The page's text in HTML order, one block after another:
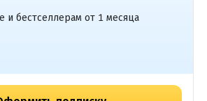
и бестселлерам от 1 месяца